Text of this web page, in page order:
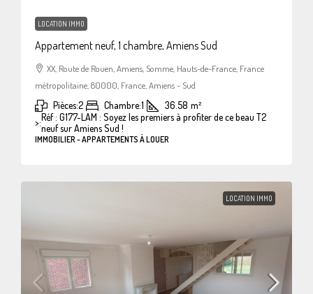
LOCATION IMMO
Appartement neuf, 1 chambre, Amiens Sud
XX, Route de Rouen, Amiens, Somme, Hauts-de-France, France
métropolitaine, 80000, France, Amiens - Sud
Pièces:2 Chambre:1 36.58 m²
>:Réf : G177-LAM : Soyez les premiers à profiter de ce beau T2
neuf sur Amiens Sud !
IMMOBILIER - APPARTEMENTS À LOUER
LOCATION IMMO